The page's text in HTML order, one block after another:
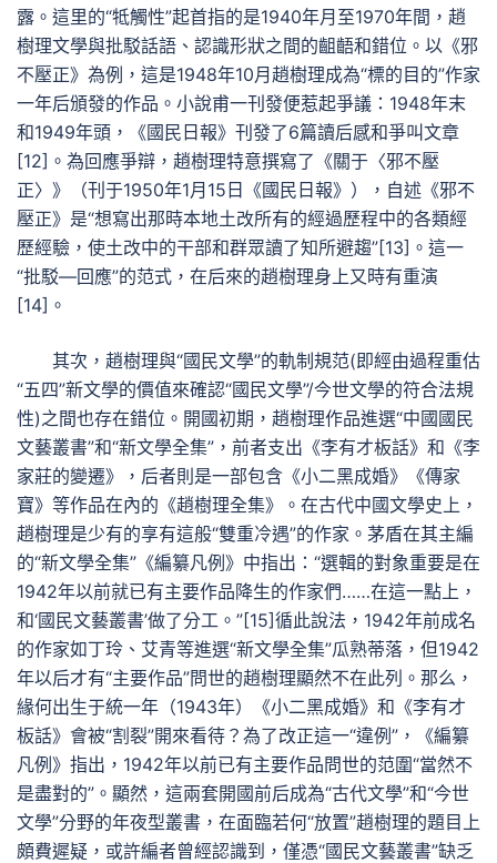
露。這里的“牴觸性”起首指的是1940年月至1970年間，趙
樹理文學與批駁話語、認識形狀之間的齟齬和錯位。以《邪
不壓正》為例，這是1948年10月趙樹理成為“標的目的”作家
一年后頒發的作品。小說甫一刊發便惹起爭議：1948年末
和1949年頭，《國民日報》刊發了6篇讀后感和爭叫文章
[12]。為回應爭辯，趙樹理特意撰寫了《關于〈邪不壓
正〉》（刊于1950年1月15日《國民日報》），自述《邪不
壓正》是“想寫出那時本地土改所有的經過歷程中的各類經
歷經驗，使土改中的干部和群眾讀了知所避趨”[13]。這一
“批駁—回應”的范式，在后來的趙樹理身上又時有重演
[14]。
其次，趙樹理與“國民文學”的軌制規范(即經由過程重估
“五四”新文學的價值來確認“國民文學”/今世文學的符合法規
性)之間也存在錯位。開國初期，趙樹理作品進選“中國國民
文藝叢書”和“新文學全集”，前者支出《李有才板話》和《李
家莊的變遷》，后者則是一部包含《小二黑成婚》《傳家
寶》等作品在內的《趙樹理全集》。在古代中國文學史上，
趙樹理是少有的享有這般“雙重冷遇”的作家。茅盾在其主編
的“新文學全集”《編纂凡例》中指出：“選輯的對象重要是在
1942年以前就已有主要作品降生的作家們……在這一點上，
和‘國民文藝叢書’做了分工。”[15]循此說法，1942年前成名
的作家如丁玲、艾青等進選“新文學全集”瓜熟蒂落，但1942
年以后才有“主要作品”問世的趙樹理顯然不在此列。那么，
緣何出生于統一年（1943年）《小二黑成婚》和《李有才
板話》會被“割裂”開來看待？為了改正這一“違例”，《編纂
凡例》指出，1942年以前已有主要作品問世的范圍“當然不
是盡對的”。顯然，這兩套開國前后成為“古代文學”和“今世
文學”分野的年夜型叢書，在面臨若何“放置”趙樹理的題目上
頗費遲疑，或許編者曾經認識到，僅憑“國民文藝叢書”缺乏